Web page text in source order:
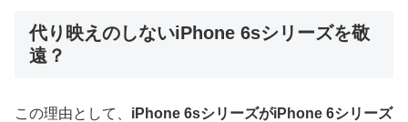
代り映えのしないiPhone 6sシリーズを敬
遠？
この理由として、 iPhone 6sシリーズがiPhone 6シリーズ